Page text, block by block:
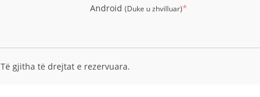
Android (Duke u zhvilluar)*
Të gjitha të drejtat e rezervuara.